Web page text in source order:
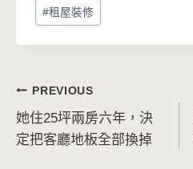
#租屋裝修
文
章
PREVIOUS
她住25坪兩房六年，決
定把客廳地板全部換掉